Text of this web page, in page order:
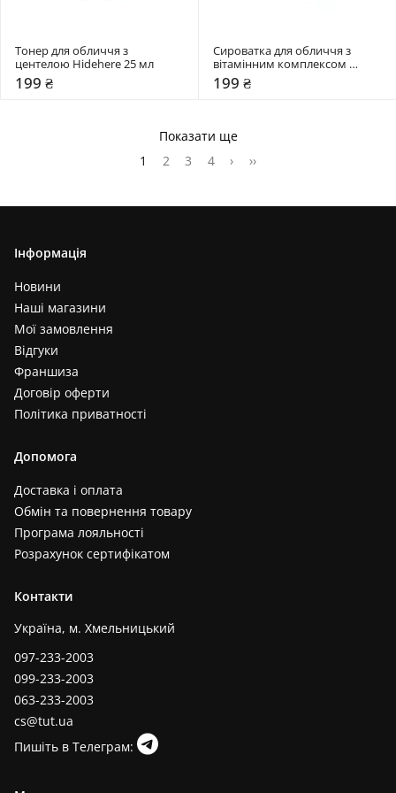
Тонер для обличчя з
центелою Hidehere 25 мл
199 ₴
Сироватка для обличчя з
вітамінним комплексом
Hidehere 25 мл
199 ₴
Показати ще
1
2 3 4 › ››
Інформація
Новини
Наші магазини
Мої замовлення
Відгуки
Франшиза
Договір оферти
Політика приватності
Допомога
Доставка і оплата
Обмін та повернення товару
Програма лояльності
Розрахунок сертифікатом
Контакти
Україна, м. Хмельницький
097-233-2003
099-233-2003
063-233-2003
cs@tut.ua
Пишіть в Телеграм: